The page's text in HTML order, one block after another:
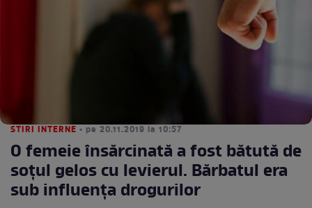
STIRI INTERNE • pe 20.11.2019 la 10:57
O femeie însărcinată a fost bătută de
soțul gelos cu levierul. Bărbatul era
sub influența drogurilor